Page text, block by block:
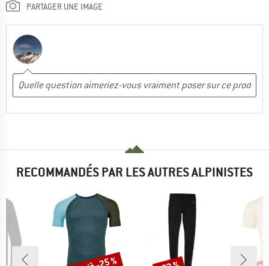
PARTAGER UNE IMAGE
RECOMMANDÉS PAR LES AUTRES ALPINISTES